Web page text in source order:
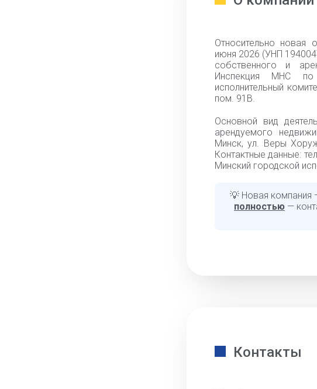
Относительно новая
июня 2026 (УНП
собственного и
Инспекция МНС по
исполнительный
пом. 91В.
Основной вид
арендуемого
Минск, ул. Веры
Контактные данные:
Минский городской
💡 Новая компания
полностью —
Контакты